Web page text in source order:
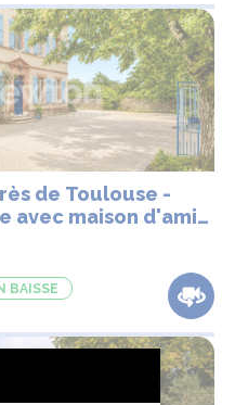
de Toulouse -
avec maison d'amis,
revenus .
BAISSE